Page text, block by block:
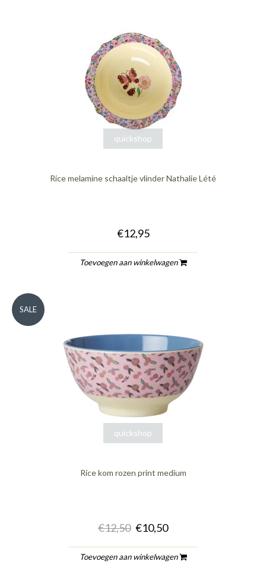
quickshop
Rice melamine schaaltje vlinder Nathalie Lété
€12,95
Toevoegen aan winkelwagen
quickshop
SALE
Rice kom rozen print medium
€12,50 €10,50
Toevoegen aan winkelwagen